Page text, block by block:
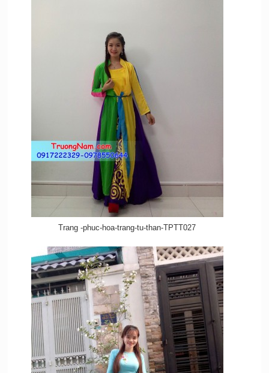
Trang -phuc-hoa-trang-tu-than-TPTT027